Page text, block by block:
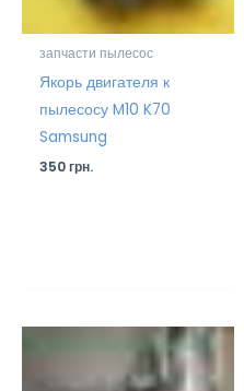
запчасти пылесос
Якорь двигателя к
пылесосу M10 K70
Samsung
350грн.